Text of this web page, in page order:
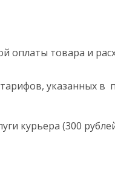
оплаты товара и
указанных в
курьера (300